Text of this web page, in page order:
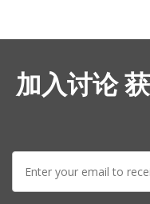
加入讨论
E-
mail: